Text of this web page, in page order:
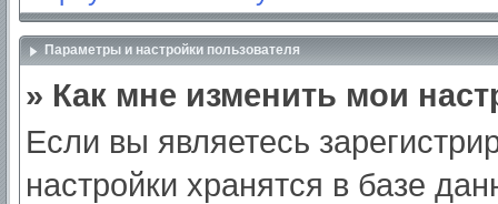
Параметры и настройки пользователя
» Как мне изменить мои
Если вы являетесь
настройки хранятся в базе